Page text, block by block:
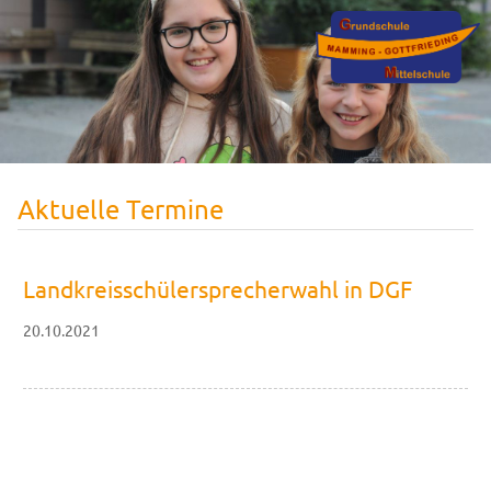
Aktuelle Termine
Landkreisschülersprecherwahl in DGF
20.10.2021